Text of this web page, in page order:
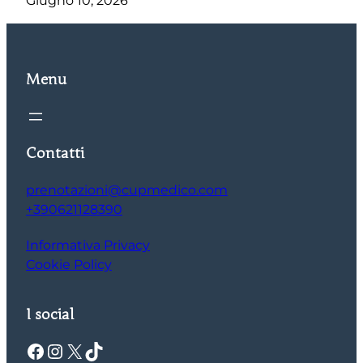
Menu
Contatti
prenotazioni@cupmedico.com
+390621128390
Informativa Privacy
Cookie Policy
I social
Facebook Instagram X TikTok